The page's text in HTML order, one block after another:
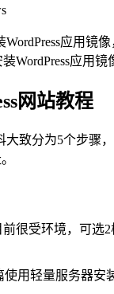
应用
应用镜
网站教程
致分为5个步骤
受环境，可选
用轻量服务器安装